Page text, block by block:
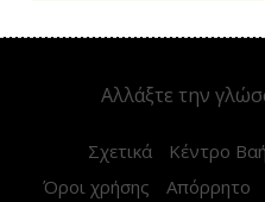
Αλλάξτε την
Σχετικά Κέντρο
Όροι χρήσης
Απόρρητο